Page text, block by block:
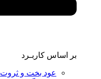
بر اساس کاربـرد
عود بخت و ثروت